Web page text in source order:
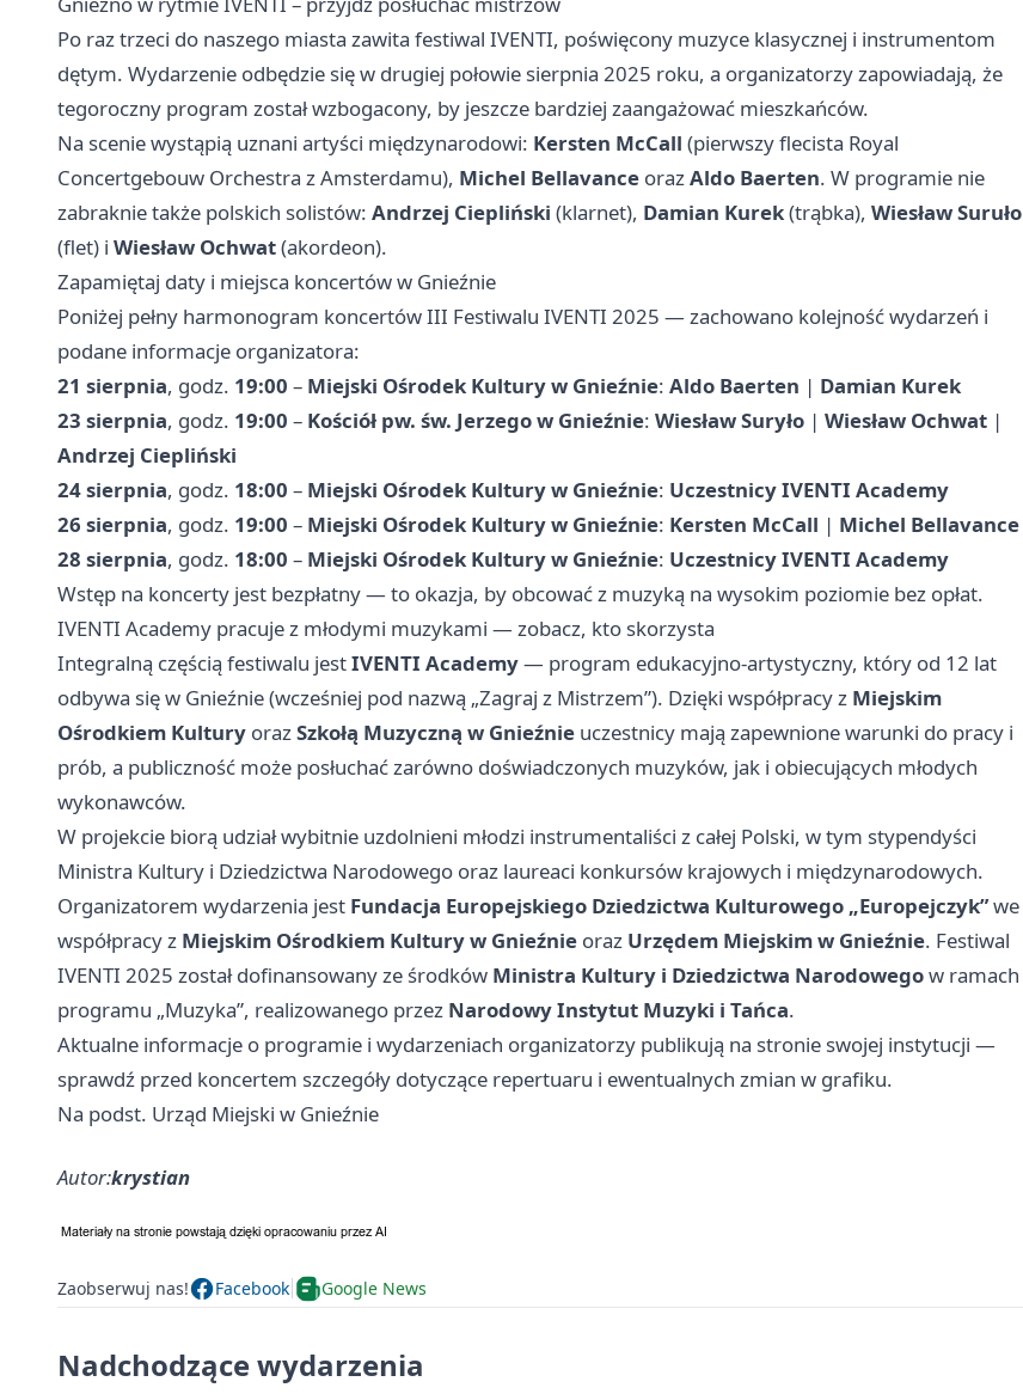
Po raz trzeci do naszego miasta zawita festiwal IVENTI, poświęcony muzyce klasycznej i instrumentom
dętym. Wydarzenie odbędzie się w drugiej połowie sierpnia 2025 roku, a organizatorzy zapowiadają, że
tegoroczny program został wzbogacony, by jeszcze bardziej zaangażować mieszkańców.
Na scenie wystąpią uznani artyści międzynarodowi: Kersten McCall (pierwszy flecista Royal
Concertgebouw Orchestra z Amsterdamu), Michel Bellavance orazAldo Baerten. W programie nie
zabraknie także polskich solistów: Andrzej Ciepliński (klarnet), Damian Kurek(trąbka), Wiesław Suruło
(flet) i Wiesław Ochwat(akordeon).
Zapamiętaj daty i miejsca koncertów w Gnieźnie
Poniżej pełny harmonogram koncertów III Festiwalu IVENTI 2025 — zachowano kolejność wydarzeń i
podane informacje organizatora:
21 sierpnia, godz. 19:00 – Miejski Ośrodek Kultury w Gnieźnie: Aldo Baerten | Damian Kurek
23 sierpnia, godz. 19:00 – Kościół pw. św. Jerzego w Gnieźnie: Wiesław Suryło | Wiesław Ochwat |
Andrzej Ciepliński
24 sierpnia, godz. 18:00 – Miejski Ośrodek Kultury w Gnieźnie: Uczestnicy IVENTI Academy
26 sierpnia, godz. 19:00 – Miejski Ośrodek Kultury w Gnieźnie: Kersten McCall | Michel Bellavance
28 sierpnia, godz. 18:00 – Miejski Ośrodek Kultury w Gnieźnie: Uczestnicy IVENTI Academy
Wstęp na koncerty jest bezpłatny — to okazja, by obcować z muzyką na wysokim poziomie bez opłat.
IVENTI Academy pracuje z młodymi muzykami — zobacz, kto skorzysta
Integralną częścią festiwalu jestIVENTI Academy— program edukacyjno-artystyczny, który od 12 lat
odbywa się w Gnieźnie (wcześniej pod nazwą „Zagraj z Mistrzem”). Dzięki współpracy z Miejskim
Ośrodkiem Kultury orazSzkołą Muzyczną w Gnieźnie uczestnicy mają zapewnione warunki do pracy i
prób, a publiczność może posłuchać zarówno doświadczonych muzyków, jak i obiecujących młodych
wykonawców.
W projekcie biorą udział wybitnie uzdolnieni młodzi instrumentaliści z całej Polski, w tym stypendyści
Ministra Kultury i Dziedzictwa Narodowego oraz laureaci konkursów krajowych i międzynarodowych.
Organizatorem wydarzenia jest Fundacja Europejskiego Dziedzictwa Kulturowego „Europejczyk”we
współpracy z Miejskim Ośrodkiem Kultury w Gnieźnie oraz Urzędem Miejskim w Gnieźnie. Festiwal
IVENTI 2025 został dofinansowany ze środków Ministra Kultury i Dziedzictwa Narodowegow ramach
programu „Muzyka”, realizowanego przez Narodowy Instytut Muzyki i Tańca.
Aktualne informacje o programie i wydarzeniach organizatorzy publikują na stronie swojej instytucji —
sprawdź przed koncertem szczegóły dotyczące repertuaru i ewentualnych zmian w grafiku.
Na podst. Urząd Miejski w Gnieźnie
Autor:krystian
Zaobserwuj nas! Facebook Google News
Nadchodzące wydarzenia